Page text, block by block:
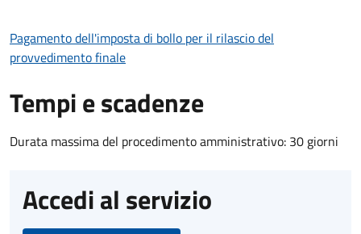
Pagamento dell'imposta di bollo per il rilascio del
provvedimento finale
Tempi e scadenze
Durata massima del procedimento amministrativo: 30 giorni
Accedi al servizio